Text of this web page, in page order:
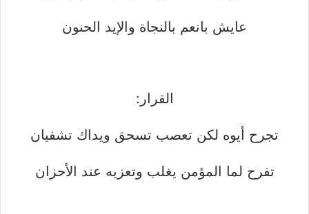
عايش بانعم بالنجاة والإيد الحنون
القرار:
تجرح أيوه لكن تعصب تسحق ويداك تشفيان
تفرح لما المؤمن يغلب وتعزيه عند الأحزان